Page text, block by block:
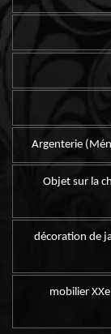
Argenterie
Objet sur la
décoration de
mobilier